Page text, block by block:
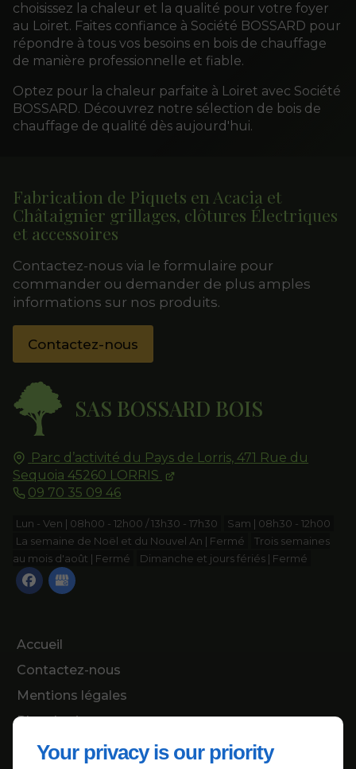
Your privacy is our priority
choisissez la chaleur et la qualité pour votre foyer
au Loiret. Faites confiance à Société BOSSARD pour
répondre à tous vos besoins en bois de chauffage
de manière professionnelle et fiable.
Optez pour la chaleur parfaite à Loiret avec Société
BOSSARD. Découvrez notre sélection de bois de
chauffage de qualité dès aujourd'hui.
SAS BOSSARD BOIS
Parc d’activité du Pays de Lorris, 471 Rue du
Sequoia 45260 LORRIS
09 70 35 09 46
Lun - Ven | 08h00 - 12h00 / 13h30 - 17h30
Sam | 08h30 - 12h00
La semaine de Noël et du Nouvel An | Fermé
Trois semaines
au mois d'août | Fermé
Dimanche et jours fériés | Fermé
Accueil
Contactez-nous
Mentions légales
Plan du site
Fabrication de Piquets en Acacia et
Châtaignier grillages, clôtures Électriques
et accessoires
Contactez-nous via le formulaire pour
commander ou demander de plus amples
informations sur nos produits.
Contactez-nous